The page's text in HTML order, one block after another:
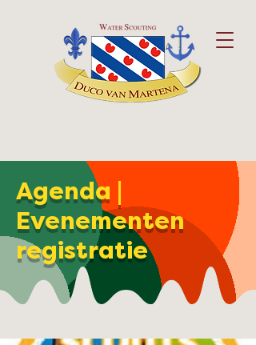
Agenda |
Evenementen
registratie